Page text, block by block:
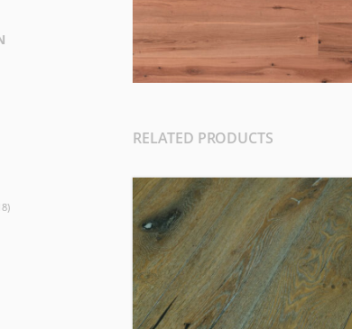
RELATED PRODUCTS